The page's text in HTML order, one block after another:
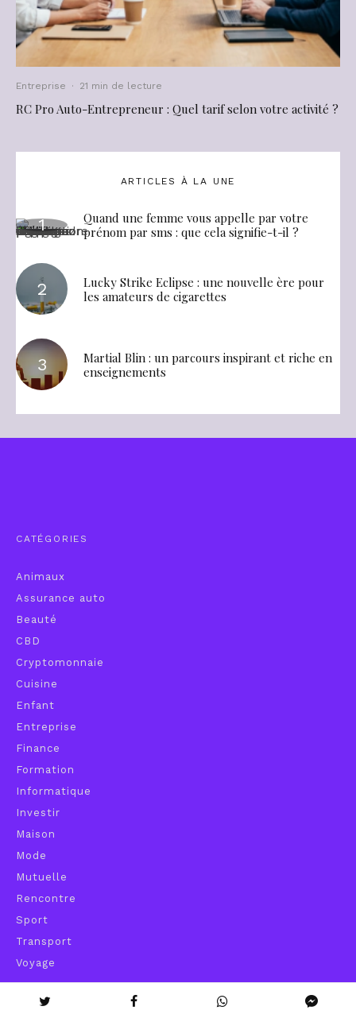
Entreprise · 21 min de lecture
RC Pro Auto-Entrepreneur : Quel tarif selon votre activité ?
ARTICLES À LA UNE
Quand une femme vous appelle par votre
prénom par sms : que cela signifie-t-il ?
Lucky Strike Eclipse : une nouvelle ère pour
les amateurs de cigarettes
Martial Blin : un parcours inspirant et riche en
enseignements
CATÉGORIES
Animaux
Assurance auto
Beauté
CBD
Cryptomonnaie
Cuisine
Enfant
Entreprise
Finance
Formation
Informatique
Investir
Maison
Mode
Mutuelle
Rencontre
Sport
Transport
Voyage